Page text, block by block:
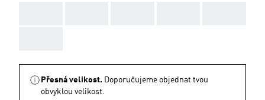
Přesná velikost. Doporučujeme objednat tvou
obvyklou velikost.